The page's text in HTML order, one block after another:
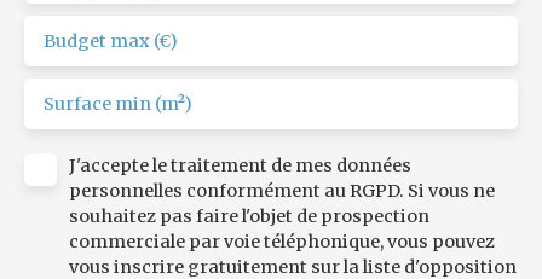
Budget max (€)
Surface min (m²)
J'accepte le traitement de mes données
personnelles conformément au RGPD. Si vous ne
souhaitez pas faire l'objet de prospection
commerciale par voie téléphonique, vous pouvez
vous inscrire gratuitement sur la liste d'opposition